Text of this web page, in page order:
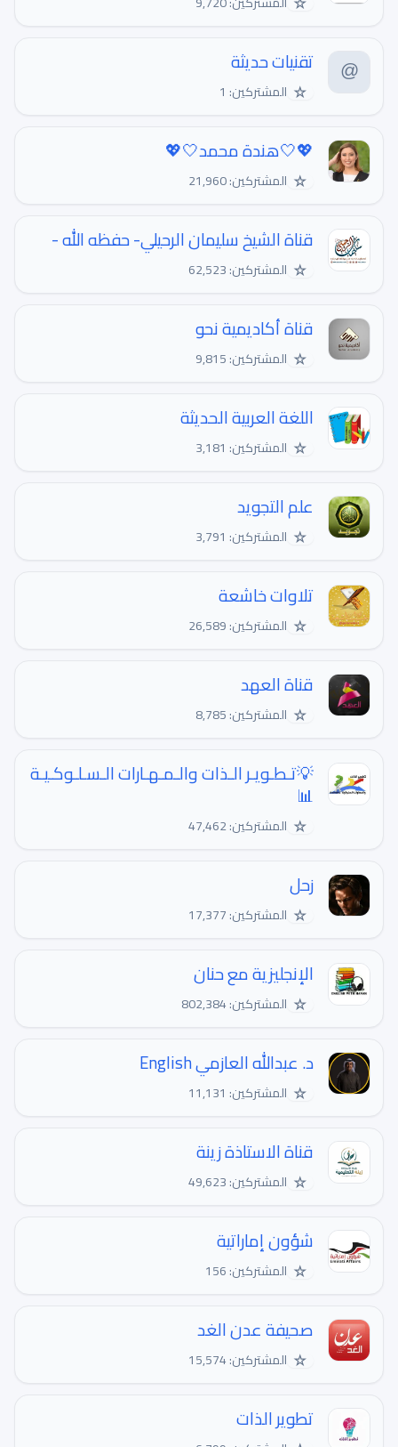
تقنيات حديثة
☆ المشتركين: 1
💖🤍هندة محمد🤍💖
☆ المشتركين: 21,960
قناة الشيخ سليمان الرحيلي- حفظه الله -
☆ المشتركين: 62,523
قناة أكاديمية نحو
☆ المشتركين: 9,815
اللغة العربية الحديثة
☆ المشتركين: 3,181
علم التجويد
☆ المشتركين: 3,791
تلاوات خاشعة
☆ المشتركين: 26,589
قناة العهد
☆ المشتركين: 8,785
💡تـطـويـر الـذات والـمـهـارات الـسـلـوكـيـة
📊
☆ المشتركين: 47,462
زحل
☆ المشتركين: 17,377
الإنجليزية مع حنان
☆ المشتركين: 802,384
د. عبدالله العازمي English
☆ المشتركين: 11,131
قناة الاستاذة زينة
☆ المشتركين: 49,623
شؤون إماراتية
☆ المشتركين: 156
صحيفة عدن الغد
☆ المشتركين: 15,574
تطوير الذات